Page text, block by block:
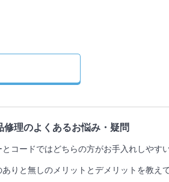
修理のよくあるお悩み・疑問
コードではどちらの方がお手入れしやす
りと無しのメリットとデメリットを教え